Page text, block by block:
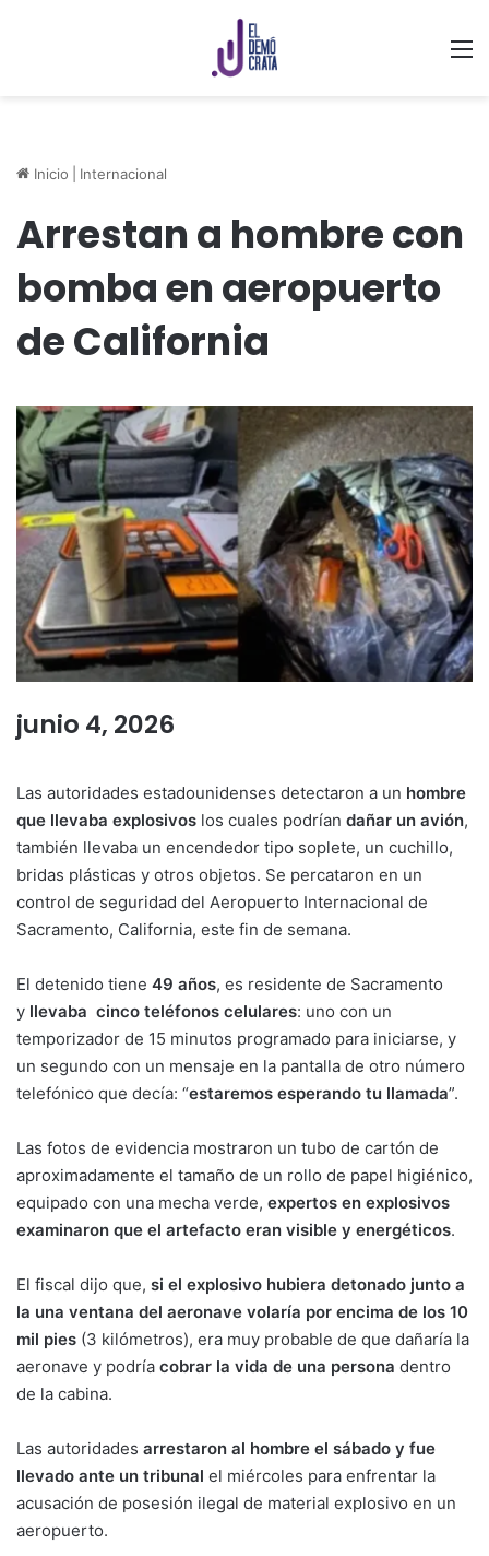
Inicio Internacional
Arrestan a hombre con
bomba en aeropuerto
de California
junio 4, 2026
Las autoridades estadounidenses detectaron a un hombre
que llevaba explosivos los cuales podrían dañar un avión,
también llevaba un encendedor tipo soplete, un cuchillo,
bridas plásticas y otros objetos. Se percataron en un
control de seguridad del Aeropuerto Internacional de
Sacramento, California, este fin de semana.
El detenido tiene 49 años, es residente de Sacramento
y llevaba cinco teléfonos celulares: uno con un
temporizador de 15 minutos programado para iniciarse, y
un segundo con un mensaje en la pantalla de otro número
telefónico que decía: “estaremos esperando tu llamada”.
Las fotos de evidencia mostraron un tubo de cartón de
aproximadamente el tamaño de un rollo de papel higiénico,
equipado con una mecha verde, expertos en explosivos
examinaron que el artefacto eran visible y energéticos.
El fiscal dijo que, si el explosivo hubiera detonado junto a
la una ventana del aeronave volaría por encima de los 10
mil pies (3 kilómetros), era muy probable de que dañaría la
aeronave y podría cobrar la vida de una persona dentro
de la cabina.
Las autoridades arrestaron al hombre el sábado y fue
llevado ante un tribunal el miércoles para enfrentar la
acusación de posesión ilegal de material explosivo en un
aeropuerto.